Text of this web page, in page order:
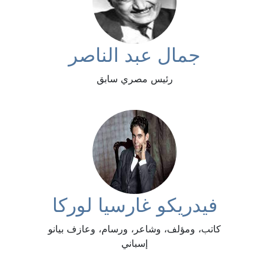
جمال عبد الناصر
رئيس مصري سابق
فيدريكو غارسيا لوركا
كاتب، ومؤلف، وشاعر، ورسام، وعازف بيانو
إسباني